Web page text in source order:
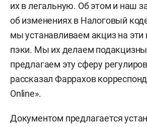
их в легальную. Об этом и наш
об изменениях в Налоговый
мы устанавливаем акциз на
пэки. Мы их делаем
предлагаем эту сферу
рассказал Фаррахов
Online».
Документом предлагается